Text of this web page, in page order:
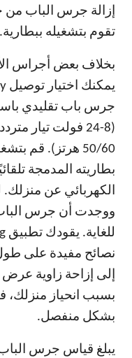
إزالة جرس الباب من
تقوم بتشغيله ببطارية.
بخلاف بعض أجراس
جرس باب تقليدي
50/60 هرتز). قم
بطاريته المدمجة
الكهربائي عن منزلك.
ووجدت أن جرس
نصائح مفيدة على طول
إلى إزاحة زاوية
بسبب انحياز منزلك،
بشكل منفصل.